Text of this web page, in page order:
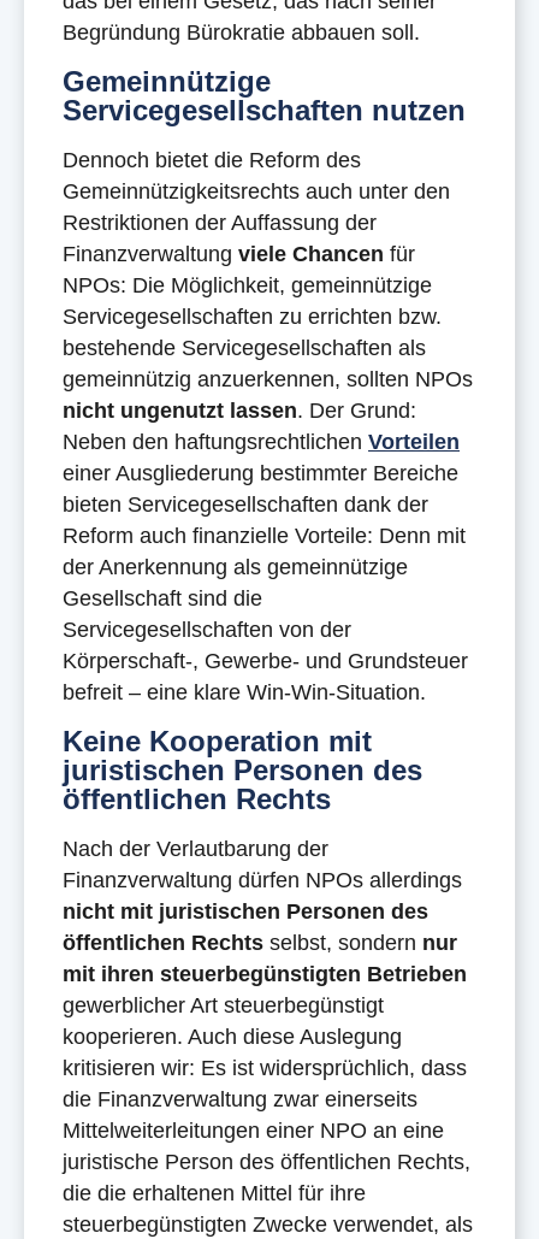
Begründung Bürokratie abbauen soll.
Gemeinnützige
Servicegesellschaften nutzen
Dennoch bietet die Reform des
Gemeinnützigkeitsrechts auch unter den
Restriktionen der Auffassung der
Finanzverwaltung viele Chancen für
NPOs: Die Möglichkeit, gemeinnützige
Servicegesellschaften zu errichten bzw.
bestehende Servicegesellschaften als
gemeinnützig anzuerkennen, sollten NPOs
nicht ungenutzt lassen. Der Grund:
Neben den haftungsrechtlichen Vorteilen
einer Ausgliederung bestimmter Bereiche
bieten Servicegesellschaften dank der
Reform auch finanzielle Vorteile: Denn mit
der Anerkennung als gemeinnützige
Gesellschaft sind die
Servicegesellschaften von der
Körperschaft-, Gewerbe- und Grundsteuer
befreit – eine klare Win-Win-Situation.
Keine Kooperation mit
juristischen Personen des
öffentlichen Rechts
Nach der Verlautbarung der
Finanzverwaltung dürfen NPOs allerdings
nicht mit juristischen Personen des
öffentlichen Rechts selbst, sondern nur
mit ihren steuerbegünstigten Betrieben
gewerblicher Art steuerbegünstigt
kooperieren. Auch diese Auslegung
kritisieren wir: Es ist widersprüchlich, dass
die Finanzverwaltung zwar einerseits
Mittelweiterleitungen einer NPO an eine
juristische Person des öffentlichen Rechts,
die die erhaltenen Mittel für ihre
steuerbegünstigten Zwecke verwendet, als